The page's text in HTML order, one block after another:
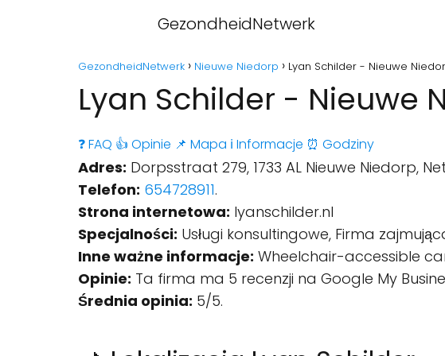
GezondheidNetwerk
GezondheidNetwerk Nieuwe Niedorp Lyan Schilder - Nieuwe
Lyan Schilder - Nieuwe
❓ FAQ 👍 Opinie 📌 Mapa ℹ️ Informacje ⏰ Godziny
Adres: Dorpsstraat 279, 1733 AL Nieuwe Niedorp,
Telefon: 654728911.
Strona internetowa: lyanschilder.nl
Specjalności: Usługi konsultingowe, Firma
Inne ważne informacje: Wheelchair-accessible
Opinie: Ta firma ma 5 recenzji na Google My
Średnia opinia: 5/5.